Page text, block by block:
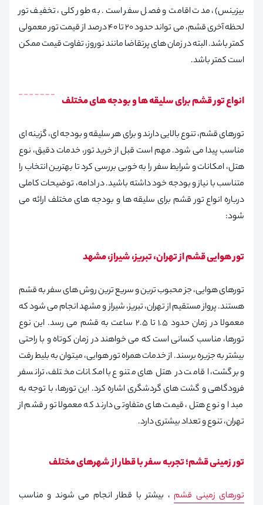
بیزینس)، مدت اقامت و فصل سفر است. به طور کلی، تخفیف تور
لحظه آخری قشم، می تواند حدود ۲۰ تا ۴۰ درصد از قیمت تور معمولی
کمتر باشد. البته در زمان های پرتقاضا مانند نوروز، تفاوت قیمت ممکن
است کمتر باشد.
انواع تور قشم برای سلیقه‌ ها و بودجه‌ های مختلف
تورهای قشم، تنوع بالایی دارند و برای هر سلیقه و بودجه ای، گزینه ای
مناسب پیدا می شود. مهم است قبل از خرید تور، خدمات دقیق، نوع
هتل، امکانات و شرایط سفر را به خوبی بررسی کرد تا بهترین انتخاب را
متناسب با نیاز و بودجه خود داشته باشید. در ادامه، توضیحات کاملی
درباره انواع تور قشم برای سلیقه ها و بودجه های مختلف ارائه می
شود:
تور هوایی قشم از تهران، تبریز، شیراز، مشهد
تورهای هوایی، جز محبوب ترین و سریع ترین روش های سفر به قشم
هستند. پرواز مستقیم از تهران، تبریز، شیراز و مشهد انجام می شود که
معمولا در زمان حدود ۱.۵ تا ۲.۵ ساعت به قشم می رسد. این نوع
تورها، مناسب کسانی است که می خواهند در زمان کوتاه و با راحتی
بیشتر به جزیره برسند. از خدمات همراه تور هوایی، میتوان به بلیط رفت
و برگشت، اقامت در هتل های متنوع با امکانات مختلف، ترانسفر
فرودگاهی و گشت های گردشگری اشاره کرد. این تورها، با توجه به
مبدا و نوع هتل، قیمت های متفاوتی دارند که معمولا تور قشم از
تهران،‌ تنوع و تعداد بیشتری دارد.
تور زمینی قشم؛ تجربه سفر با قطار از شهرهای مختلف
تورهای زمینی قشم، بیشتر با قطار انجام می شوند و مناسب